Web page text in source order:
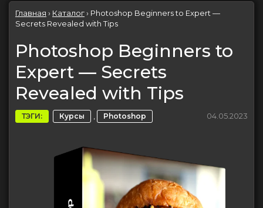
Главная › Каталог› Photoshop Beginners to Expert —
Secrets Revealed with Tips
Photoshop Beginners to
Expert — Secrets
Revealed with Tips
ТЭГИ: Курсы , Photoshop 04.05.2023